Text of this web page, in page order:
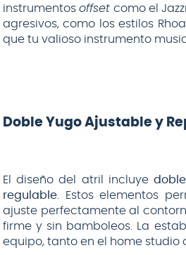
instrumentosoffset como el
agresivos, como los estilos
que tu valioso instrumento
Doble Yugo Ajustable y
El diseño del atril incluye
regulable . Estos elementos
ajuste perfectamente al
firme y sin bamboleos. La
equipo, tanto en el home studio